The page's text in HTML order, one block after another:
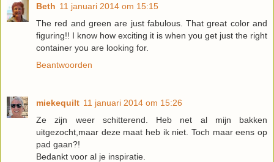
Beth 11 januari 2014 om 15:15
The red and green are just fabulous. That great color and
figuring!! I know how exciting it is when you get just the right
container you are looking for.
Beantwoorden
miekequilt 11 januari 2014 om 15:26
Ze zijn weer schitterend. Heb net al mijn bakken
uitgezocht,maar deze maat heb ik niet. Toch maar eens op
pad gaan?!
Bedankt voor al je inspiratie.